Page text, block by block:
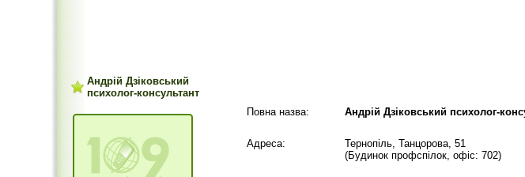
Андрій Дзіковський
психолог-консультант
Повна назва: Андрій Дзіковський психолог-
Адреса:
Тернопіль, Танцорова, 51
(Будинок профспілок, офіс: 702)